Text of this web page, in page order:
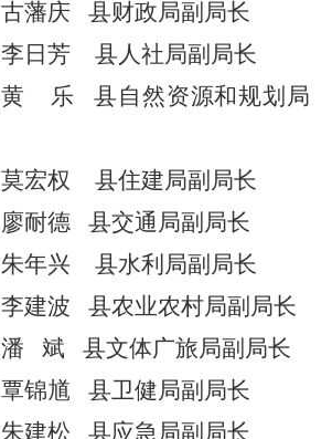
古藩庆
县财政局副局长
李日芳
县人社局副局长
黄
乐
县自然资源和规划局
莫宏权
县住建局副局长
廖耐德
县交通 局副局长
朱年兴
县水利局副局长
李建波
县农业农村局副局长
潘
斌 县文体广旅局副局长
覃锦馗
县卫健局副局长
朱建松
县应急局副局长